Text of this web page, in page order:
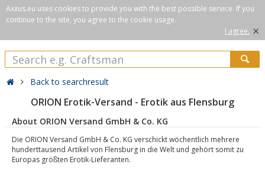
Axxus.eu uses cookies to provide you with the best possible service. If you
continue to the site, you agree to the cookie usage.
I agree. ×
Back to searchresult
ORION Erotik-Versand - Erotik aus Flensburg
About ORION Versand GmbH & Co. KG
Die ORION Versand GmbH & Co. KG verschickt wöchentlich mehrere
hunderttausend Artikel von Flensburg in die Welt und gehört somit zu
Europas größten Erotik-Lieferanten.